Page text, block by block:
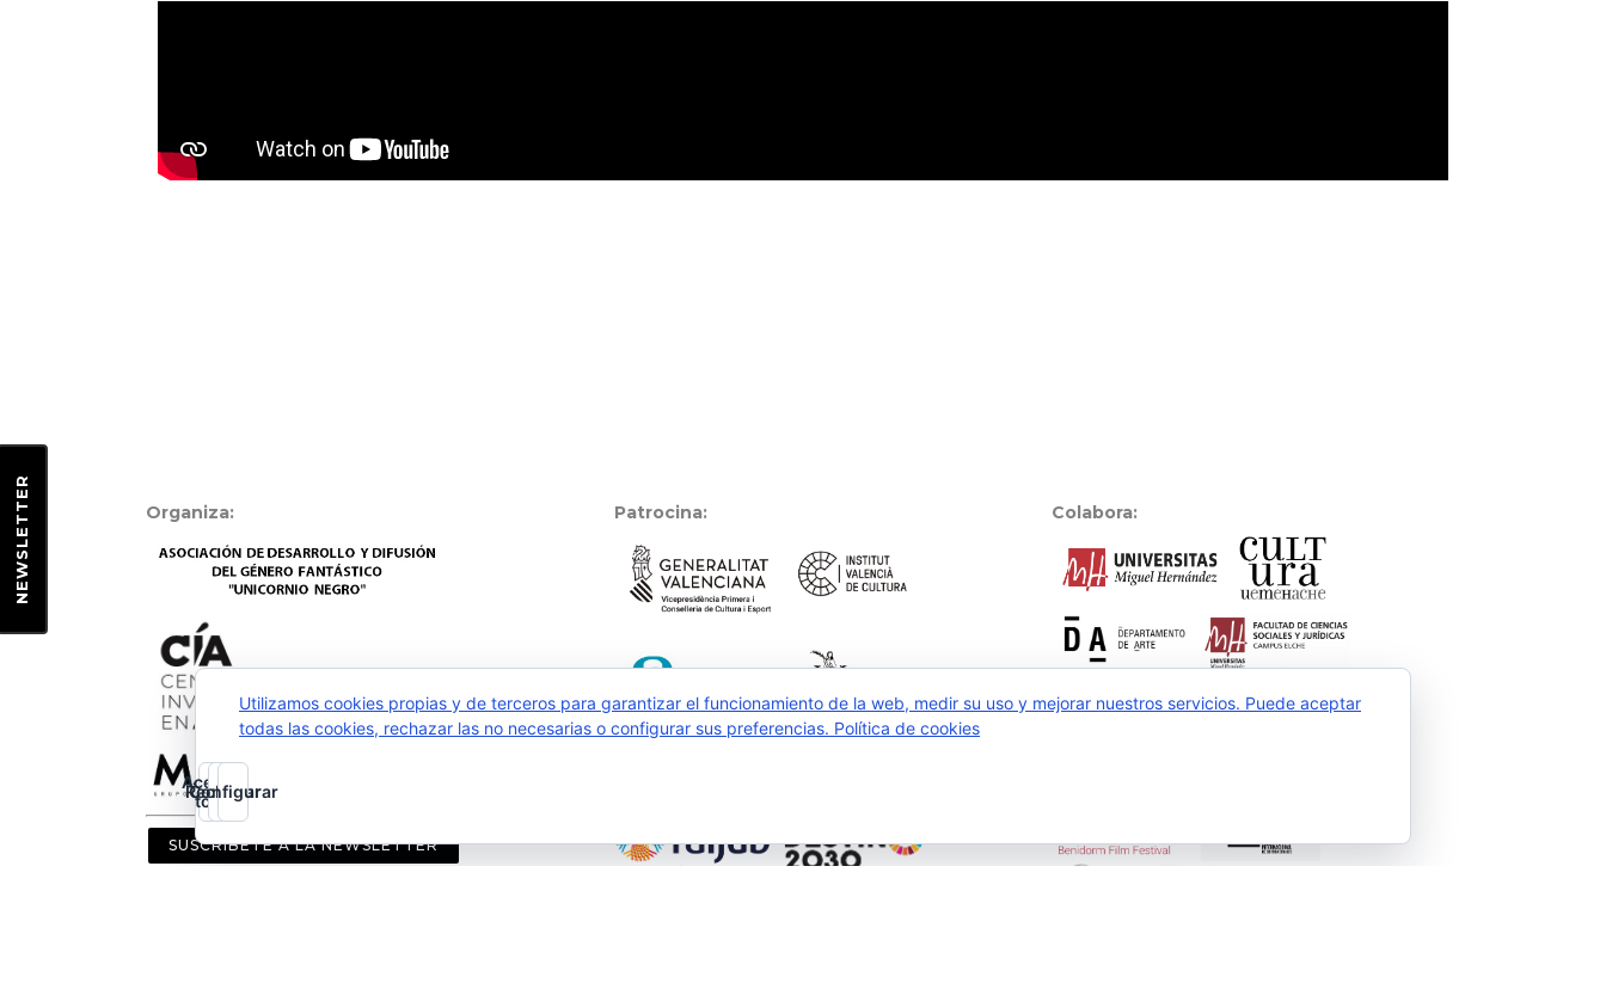
N
EWSLETTER Organiza:
SUSCRÍBETE A LA NEWSLETTER
Patrocina: Colabora:
Utilizamos cookies propias y de terceros para garantizar el funcionamiento de la web, medir su uso y mejorar nuestros servicios. Puede aceptar
todas las cookies, rechazar las no necesarias o configurar sus preferencias. Política de cookies
Aceptar
todo
Rechazar
Configurar